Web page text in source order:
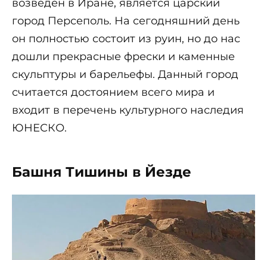
возведен в Иране, является царский
город Персеполь. На сегодняшний день
он полностью состоит из руин, но до нас
дошли прекрасные фрески и каменные
скульптуры и барельефы. Данный город
считается достоянием всего мира и
входит в перечень культурного наследия
ЮНЕСКО.
Башня Тишины в Йезде